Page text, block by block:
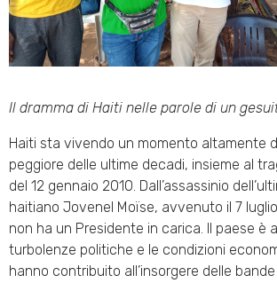
Il dramma di Haiti nelle parole di un
Haiti sta vivendo un momento altamente
peggiore delle ultime decadi, insieme al
del 12 gennaio 2010. Dall’assassinio
haitiano Jovenel Moïse, avvenuto il 7
non ha un Presidente in carica. Il paese è
turbolenze politiche e le condizioni
hanno contribuito all’insorgere delle